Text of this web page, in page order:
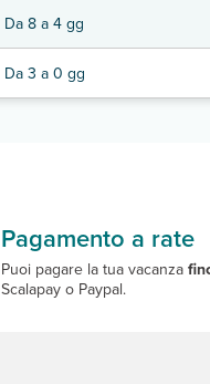
Da 8 a 4 gg
Da 3 a 0 gg
Pagamento a rate
Puoi pagare la tua vacanza
Scalapay o Paypal.